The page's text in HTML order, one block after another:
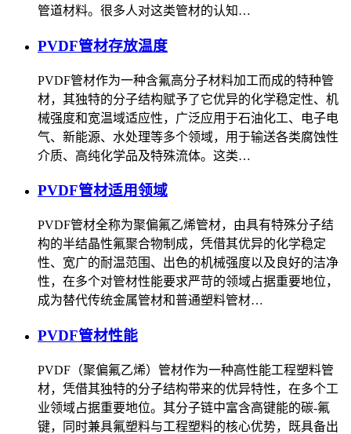
管道材料。很多人对这类管材的认知…
PVDF管材存放温度
PVDF管材作为一种含氟高分子材料加工而成的特种管
材，其独特的分子结构赋予了它优异的化学稳定性、机
械强度和宽温域适应性，广泛应用于石油化工、电子电
气、新能源、水处理等多个领域，用于输送各类腐蚀性
介质、高纯化学品及特殊流体。这类…
PVDF管材适用领域
PVDF管材全称为聚偏氟乙烯管材，由具有特殊分子结
构的半结晶性氟聚合物制成，凭借其优异的化学稳定
性、宽广的耐温范围、出色的机械强度以及良好的洁净
性，在多个对管材性能要求严苛的领域占据重要地位，
成为替代传统金属管材和普通塑料管材…
PVDF管材性能
PVDF（聚偏氟乙烯）管材作为一种高性能工程塑料管
材，凭借其独特的分子结构带来的优异特性，在多个工
业领域占据重要地位。其分子链中富含高键能的碳-氟
键，同时兼具氟塑料与工程塑料的核心优势，既具备出